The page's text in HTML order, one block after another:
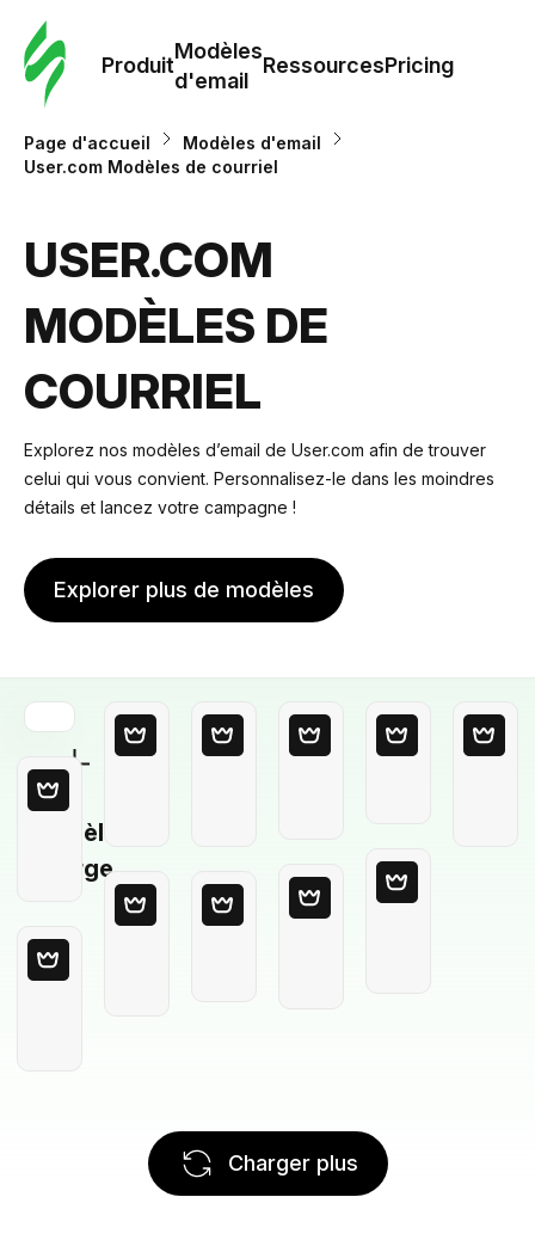
Produit
Modèles
d'email
RessourcesPricing
Page d'accueil
Modèles d'email
User.com Modèles de courriel
USER.COM
MODÈLES DE
COURRIEL
Explorez nos modèles d’email de User.com afin de trouver
celui qui vous convient. Personnalisez-le dans les moindres
détails et lancez votre campagne !
Explorer plus de modèles
Modèle
Vierge
Charger plus